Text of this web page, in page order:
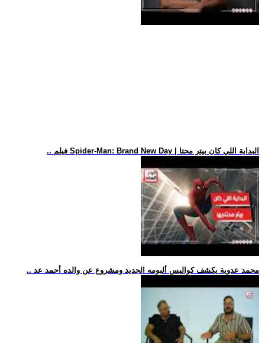
.. فيلم Spider-Man: Brand New Day | البداية اللي كان بيتر محتا
.. محمد عدوية يكشف كواليس ألبومه الجديد ومشروع عن والده أحمد عد